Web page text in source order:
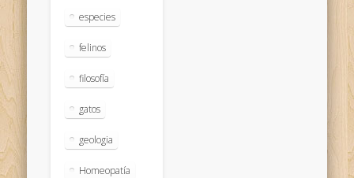
especies
felinos
filosofía
gatos
geologia
Homeopatía